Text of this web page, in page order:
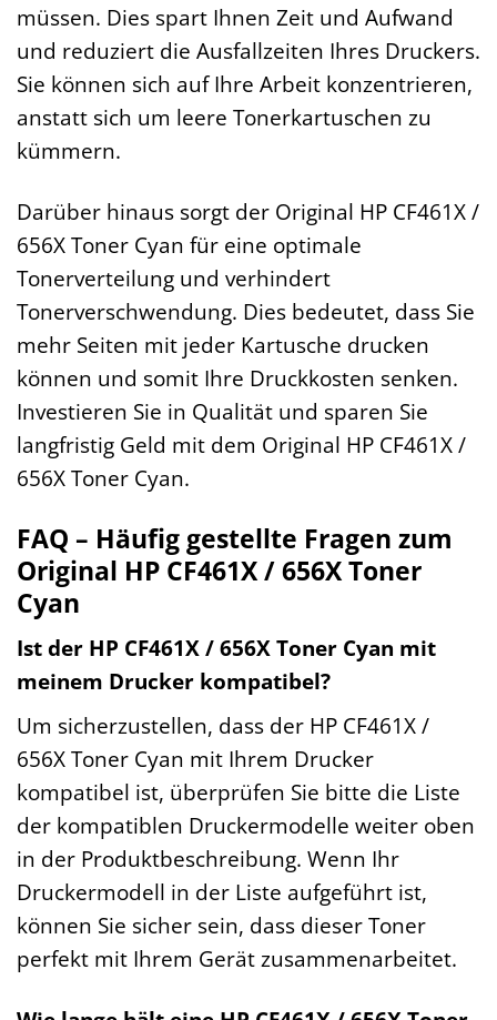
müssen. Dies spart Ihnen Zeit und Aufwand
und reduziert die Ausfallzeiten Ihres Druckers.
Sie können sich auf Ihre Arbeit konzentrieren,
anstatt sich um leere Tonerkartuschen zu
kümmern.
Darüber hinaus sorgt der Original HP CF461X /
656X Toner Cyan für eine optimale
Tonerverteilung und verhindert
Tonerverschwendung. Dies bedeutet, dass Sie
mehr Seiten mit jeder Kartusche drucken
können und somit Ihre Druckkosten senken.
Investieren Sie in Qualität und sparen Sie
langfristig Geld mit dem Original HP CF461X /
656X Toner Cyan.
FAQ – Häufig gestellte Fragen zum
Original HP CF461X / 656X Toner
Cyan
Ist der HP CF461X / 656X Toner Cyan mit
meinem Drucker kompatibel?
Um sicherzustellen, dass der HP CF461X /
656X Toner Cyan mit Ihrem Drucker
kompatibel ist, überprüfen Sie bitte die Liste
der kompatiblen Druckermodelle weiter oben
in der Produktbeschreibung. Wenn Ihr
Druckermodell in der Liste aufgeführt ist,
können Sie sicher sein, dass dieser Toner
perfekt mit Ihrem Gerät zusammenarbeitet.